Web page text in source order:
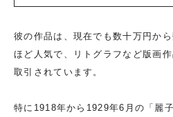
彼の作品は、現在でも数十万円か
ほど人気で、リトグラフなど版画
取引されています。
特に1918年から1929年6月の「麗